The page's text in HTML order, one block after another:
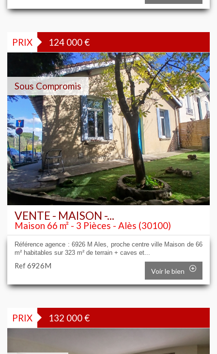
PRIX 124 000€
Sous Compromis
VENTE - MAISON -...
Maison 66 m² - 3 Pièces - Alès (30100)
Référence agence : 6926 M Ales, proche centre ville Maison de 66
m² habitables sur 323 m² de terrain + caves et...
Ref 6926M
Voir le bien
PRIX 132 000€